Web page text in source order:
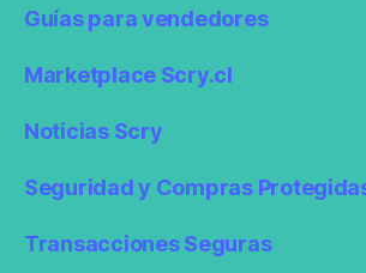
Guías para vendedores
Marketplace Scry.cl
Noticias Scry
Seguridad y Compras
Transacciones Seguras